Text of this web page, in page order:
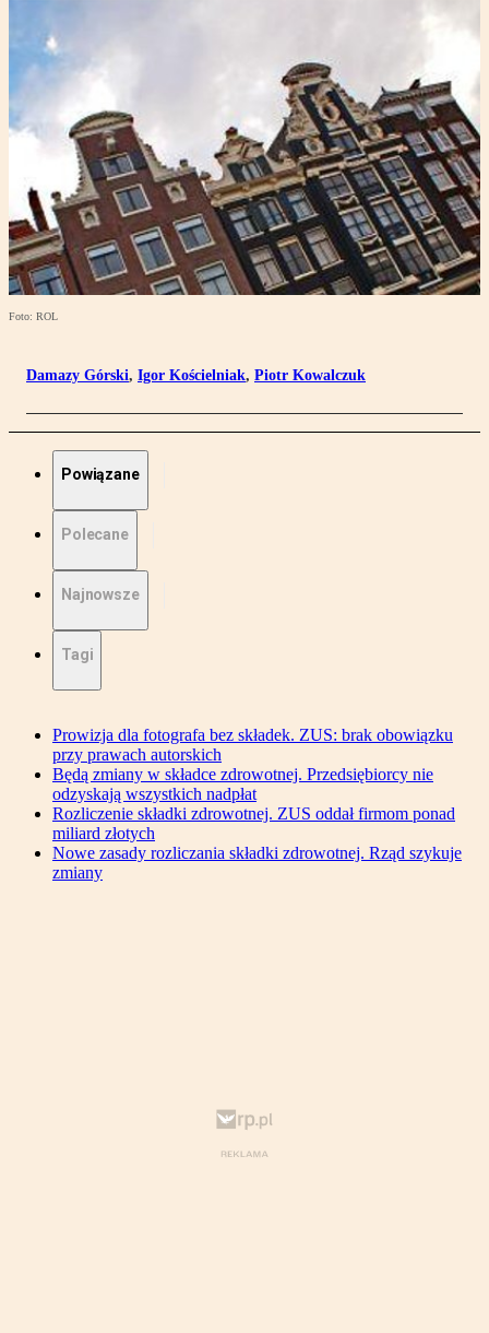
Foto: ROL
Damazy Górski, Igor Kościelniak, Piotr Kowalczuk
Powiązane
Polecane
Najnowsze
Tagi
Prowizja dla fotografa bez składek. ZUS: brak obowiązku
przy prawach autorskich
Będą zmiany w składce zdrowotnej. Przedsiębiorcy nie
odzyskają wszystkich nadpłat
Rozliczenie składki zdrowotnej. ZUS oddał firmom ponad
miliard złotych
Nowe zasady rozliczania składki zdrowotnej. Rząd szykuje
zmiany